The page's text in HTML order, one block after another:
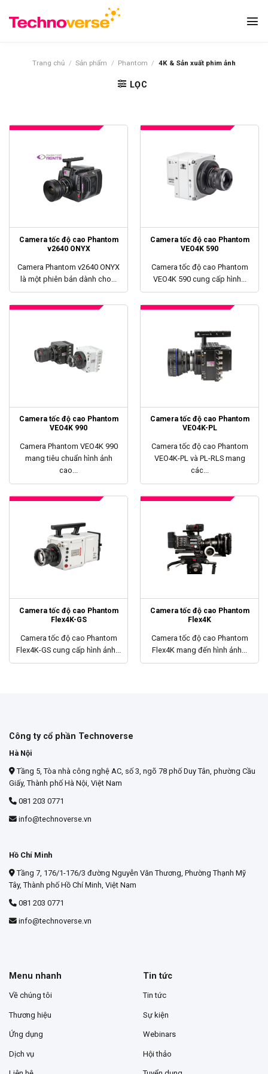
qua
Trang chủ / Sản phẩm / Phantom / 4K & Sản xuất phim ảnh
LỌC
Camera tốc độ cao Phantom
v2640 ONYX
Camera Phantom v2640 ONYX
là một phiên bản dành cho...
Camera tốc độ cao Phantom
VEO4K 590
Camera tốc độ cao Phantom
VEO4K 590 cung cấp hình...
Camera tốc độ cao Phantom
VEO4K 990
Camera Phantom VEO4K 990
mang tiêu chuẩn hình ảnh
cao...
Camera tốc độ cao Phantom
VEO4K-PL
Camera tốc độ cao Phantom
VEO4K-PL và PL-RLS mang
các...
Camera tốc độ cao Phantom
Flex4K-GS
Camera tốc độ cao Phantom
Flex4K-GS cung cấp hình ảnh...
Camera tốc độ cao Phantom
Flex4K
Camera tốc độ cao Phantom
Flex4K mang đến hình ảnh...
Công ty cổ phần Technoverse
Hà Nội
Tầng 5, Tòa nhà công nghệ AC, số 3, ngõ 78 phố Duy Tân, phường Cầu
Giấy, Thành phố Hà Nội, Việt Nam
081 203 0771
info@technoverse.vn
Hồ Chí Minh
Tầng 7, 176/1-176/3 đường Nguyễn Văn Thương, Phường Thạnh Mỹ
Tây, Thành phố Hồ Chí Minh, Việt Nam
081 203 0771
info@technoverse.vn
Menu nhanh
Về chúng tôi
Thương hiệu
Ứng dụng
Dịch vụ
Tin tức
Tin tức
Sự kiện
Webinars
Hội thảo